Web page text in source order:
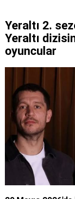
Yeraltı 2.
Yeraltı
oyuncular